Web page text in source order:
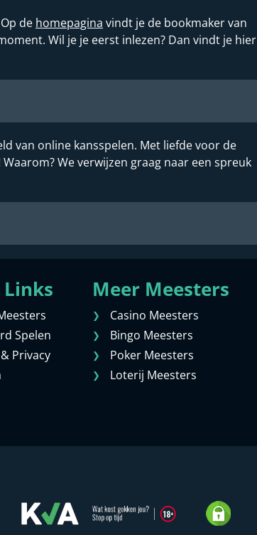
de homepagina vindt je de bookmaker van
Wil je je eerst inlezen? Dan vindt je hier
van online kansspelen. Met liefde voor de
We verwijzen graag naar een spreuk
Links
Spelen
Privacy
Meer Meesters
Casino Meesters
Bingo Meesters
Poker Meesters
Loterij Meesters